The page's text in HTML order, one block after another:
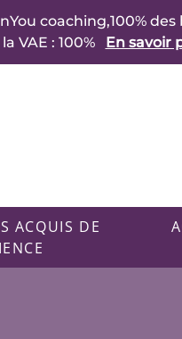
coaching,100%
VAE : 100%
En savoir
ACQUIS DE